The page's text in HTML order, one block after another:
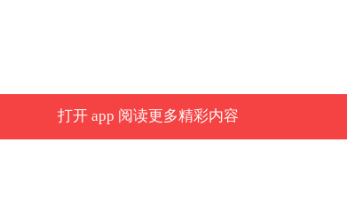
他的出发反应时为0.53秒。比赛开始
打开 app 阅读更多精彩内容